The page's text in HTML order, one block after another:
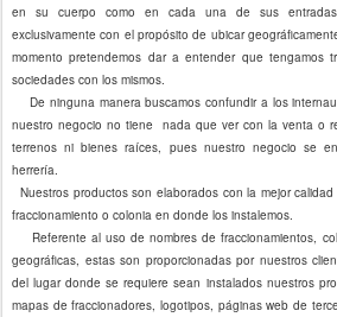
en su cuerpo como en cada una de sus
exclusivamente con el propósito de ubicar
momento pretendemos dar a entender que tengamos
sociedades con los mismos.
De ninguna manera buscamos confundir a los
nuestro negocio no tiene nada que ver con la venta o
terrenos ni bienes raíces, pues nuestro negocio se
herrería.
Nuestros productos son elaborados con la mejor
fraccionamiento o colonia en donde los instalemos.
Referente al uso de nombres de fraccionamientos,
geográficas, estas son proporcionadas por nuestros
del lugar donde se requiere sean instalados nuestros
mapas de fraccionadores, logotipos, páginas web de